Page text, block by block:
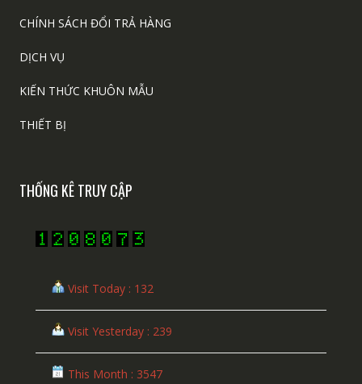
CHÍNH SÁCH ĐỔI TRẢ HÀNG
DỊCH VỤ
KIẾN THỨC KHUÔN MẪU
THIẾT BỊ
THỐNG KÊ TRUY CẬP
Visit Today : 132
Visit Yesterday : 239
This Month : 3547